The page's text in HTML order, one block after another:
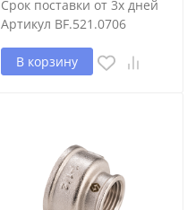
Срок поставки от 3х дней
Артикул BF.521.0706
В корзину